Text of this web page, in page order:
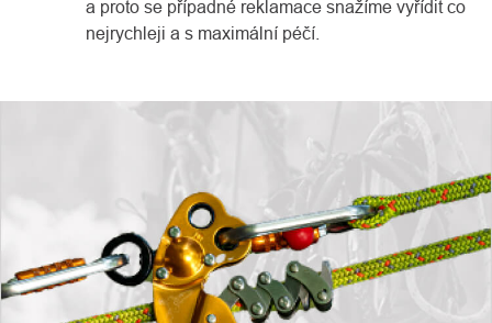
a proto se případné reklamace snažíme vyřídit co
nejrychleji a s maximální péčí.